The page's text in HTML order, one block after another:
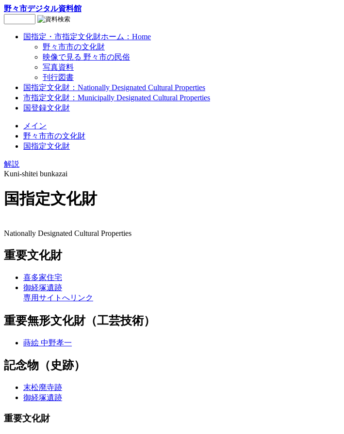
野々市デジタル資料館
国指定・市指定文化財ホーム：Home
野々市市の文化財
映像で見る 野々市の民俗
写真資料
刊行図書
国指定文化財：Nationally Designated Cultural Properties
市指定文化財：Municipally Designated Cultural Properties
国登録文化財
メイン
野々市市の文化財
国指定文化財
解説
Kuni-shitei bunkazai
国指定文化財
Nationally Designated Cultural Properties
重要文化財
喜多家住宅
御経塚遺跡
専用サイトへリンク
重要無形文化財（工芸技術）
蒔絵 中野孝一
記念物（史跡）
末松廃寺跡
御経塚遺跡
重要文化財